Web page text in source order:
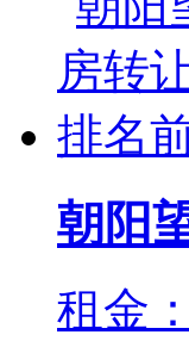
朝阳
租金：